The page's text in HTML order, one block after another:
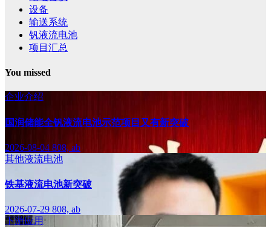
设备
输送系统
钒液流电池
项目汇总
You missed
企业介绍
国润储能全钒液流电池示范项目又有新突破
2026-08-04 808, ab
其他液流电池
铁基液流电池新突破
2026-07-29 808, ab
下游应用